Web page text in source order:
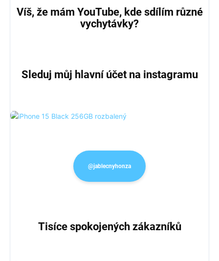
Víš, že mám YouTube, kde sdílím různé
vychytávky?
Sleduj můj hlavní účet na instagramu
@jablecnyhonza
Tisíce spokojených zákazníků